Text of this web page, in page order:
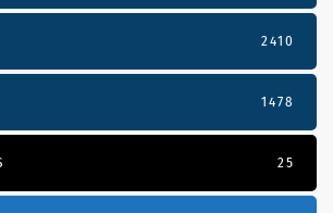
2410
1478
25